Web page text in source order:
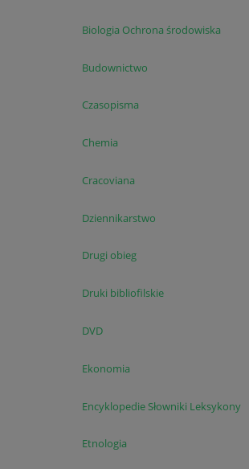
Biologia Ochrona środowiska
Budownictwo
Czasopisma
Chemia
Cracoviana
Dziennikarstwo
Drugi obieg
Druki bibliofilskie
DVD
Ekonomia
Encyklopedie Słowniki Leksykony
Etnologia